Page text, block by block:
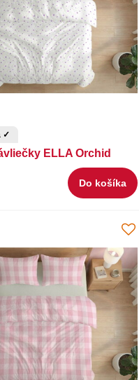
✓
ELLA Orchid
Do košíka